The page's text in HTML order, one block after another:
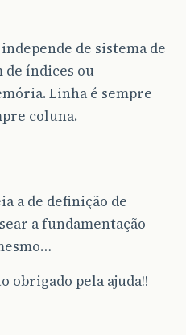
de sistema de
de índices ou
Linha é sempre
coluna.
a de definição de
a fundamentação
obrigado pela ajuda!!